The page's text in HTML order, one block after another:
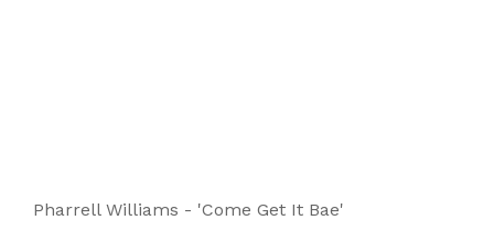
Pharrell Williams - 'Come Get It Bae'